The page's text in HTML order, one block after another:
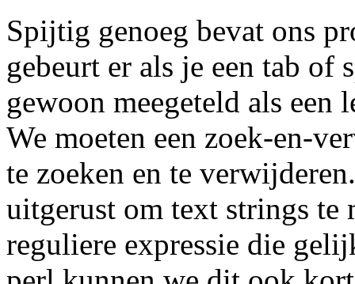
Spijtig genoeg bevat ons
gebeurt er als je een tab of
gewoon meegeteld als een
We moeten een zoek-en-
te zoeken en te
uitgerust om text strings te
reguliere expressie die